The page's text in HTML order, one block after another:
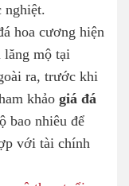
nghiệt.
hoa cương hiện
lăng mộ tại
ra, trước khi
khảo giá đá
bao nhiêu để
với tài chính